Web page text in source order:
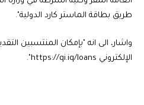
طريق بطاقة الماستر كارد الدولية".
واشار، الى انه "بإمكان المنتسبين
الإلكتروني https://qi.iq/loans".